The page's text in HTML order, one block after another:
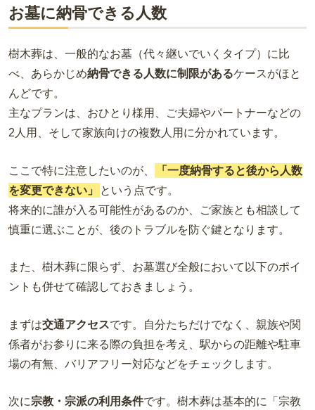
お墓に納骨できる人数
樹木葬は、一般的なお墓（代々継いでいくタイプ）に比
べ、あらかじめ納骨できる人数に制限があるケースがほと
んどです。
主なプランは、おひとり様用、ご夫婦やパートナーなどの
2人用、そして家族向けの複数人用に分かれています。
ここで特に注意したいのが、
「一度納骨すると後から人数
を変更できない」
という点です。
将来的に誰が入る可能性があるのか、ご家族とも相談して
慎重に選ぶことが、後のトラブルを防ぐ鍵となります。
また、樹木葬に限らず、お墓選び全般において以下のポイ
ントも併せて確認しておきましょう。
まずは交通アクセスです。自分たちだけでなく、親族や関
係者がお参りに来る際の負担を考え、駅からの距離や駐車
場の有無、バリアフリー対応などをチェックします。
次に宗教・宗派の利用条件です。樹木葬は基本的に「宗教